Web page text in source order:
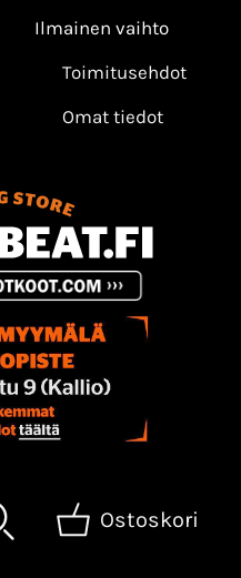
Ilmainen vaihto
Toimitusehdot
Omat tiedot
Ostoskori